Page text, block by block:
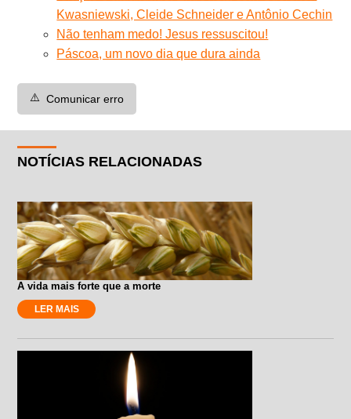
Kwasniewski, Cleide Schneider e Antônio Cechin
Não tenham medo! Jesus ressuscitou!
Páscoa, um novo dia que dura ainda
⚠️ Comunicar erro
NOTÍCIAS RELACIONADAS
A vida mais forte que a morte
LER MAIS